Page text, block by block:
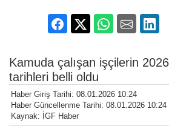
Kamuda çalışan işçilerin
tarihleri belli oldu
Haber Giriş Tarihi: 08.01.2026 10:24
Haber Güncellenme Tarihi: 08.01.2026 10:24
Kaynak: İGF Haber